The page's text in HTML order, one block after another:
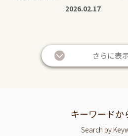
2026.02.17
投資信託と株の違いは？仕
組みやリスク、利益などを
比較してわかりやすく解説
き
を
退
べ
ト
さらに表
キーワードか
Search by